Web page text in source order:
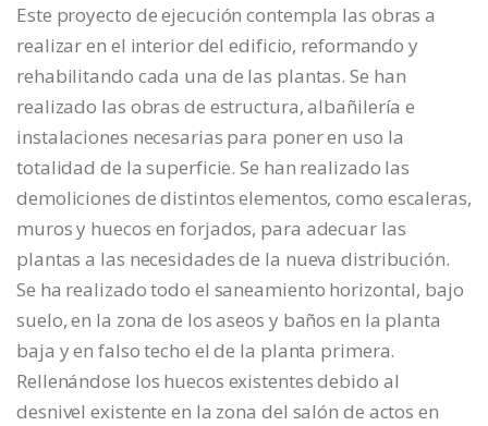
Este proyecto de ejecución contempla las obras a
realizar en el interior del edificio, reformando y
rehabilitando cada una de las plantas. Se han
realizado las obras de estructura, albañilería e
instalaciones necesarias para poner en uso la
totalidad de la superficie. Se han realizado las
demoliciones de distintos elementos, como escaleras,
muros y huecos en forjados, para adecuar las
plantas a las necesidades de la nueva distribución.
Se ha realizado todo el saneamiento horizontal, bajo
suelo, en la zona de los aseos y baños en la planta
baja y en falso techo el de la planta primera.
Rellenándose los huecos existentes debido al
desnivel existente en la zona del salón de actos en